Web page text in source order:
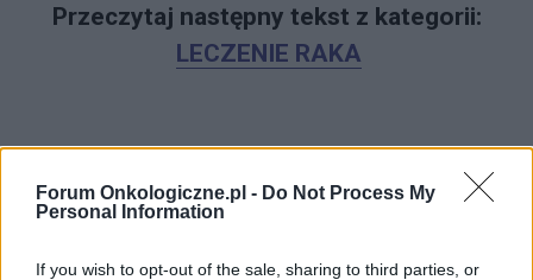
Forum Onkologiczne.pl - Do Not Process My
Personal Information
If you wish to opt-out of the sale, sharing to third parties, or
Przeczytaj następny tekst z kategorii:
LECZENIE RAKA
Nowoczesne terapie onkologiczne i
zmiany organizacyjne kluczem do